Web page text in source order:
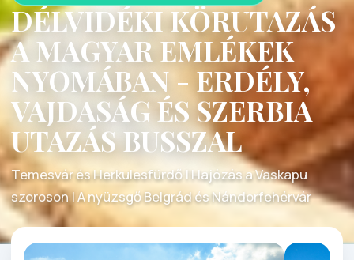
DÉLVIDÉKI KÖRUTAZÁS
A MAGYAR EMLÉKEK
NYOMÁBAN - ERDÉLY,
VAJDASÁG ÉS SZERBIA
UTAZÁS BUSSZAL
Temesvár és Herkulesfürdő | Hajózás a Vaskapu
szoroson | A nyüzsgő Belgrád és Nándorfehérvár